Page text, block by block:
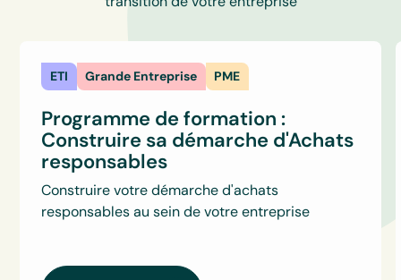
ETI Grande Entreprise PME
Programme de formation :
Construire sa démarche d'Achats
responsables
Construire votre démarche d'achats
responsables au sein de votre entreprise